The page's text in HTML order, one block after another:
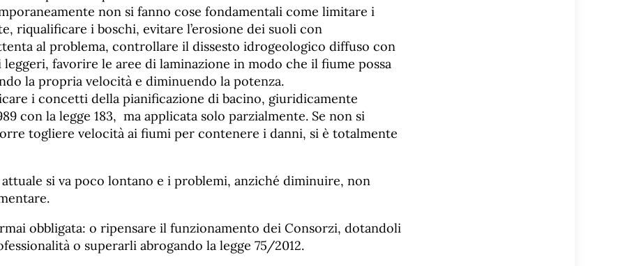
non si fanno cose fondamentali come limitare i
riqualificare i boschi, evitare l’erosione dei suoli con
al problema, controllare il dissesto idrogeologico diffuso con
favorire le aree di laminazione in modo che il fiume possa
la propria velocità e diminuendo la potenza.
i concetti della pianificazione di bacino, giuridicamente
con la legge 183, ma applicata solo parzialmente. Se non si
togliere velocità ai fiumi per contenere i danni, si è totalmente
attuale si va poco lontano e i problemi, anziché diminuire, non
obbligata: o ripensare il funzionamento dei Consorzi, dotandoli
o superarli abrogando la legge 75/2012.